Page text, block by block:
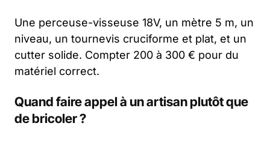
Une perceuse-visseuse 18V, un mètre 5 m, un
niveau, un tournevis cruciforme et plat, et un
cutter solide. Compter 200 à 300 € pour du
matériel correct.
Quand faire appel à un artisan plutôt que
de bricoler ?